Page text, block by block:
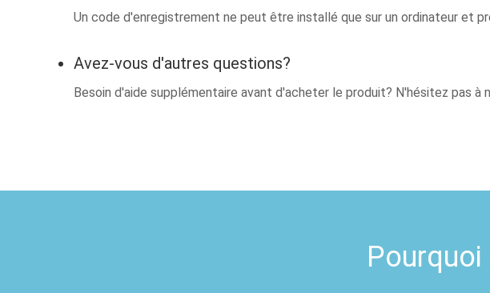
Un code d'enregistrement ne peut être installé que sur un ordinateur et
Avez-vous d'autres questions?
Besoin d'aide supplémentaire avant d'acheter le produit? N'hésitez pas à
Pourquoi